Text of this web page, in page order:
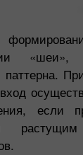
«шеи»,
если